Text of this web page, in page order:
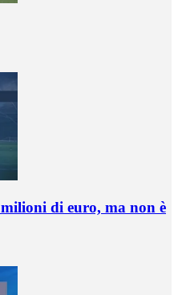
di euro, ma non è